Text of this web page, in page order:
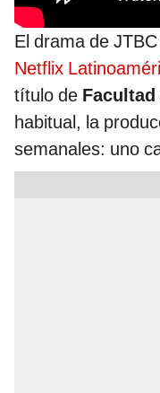
El drama de
Netflix
título de Facultad
habitual, la
semanales: uno